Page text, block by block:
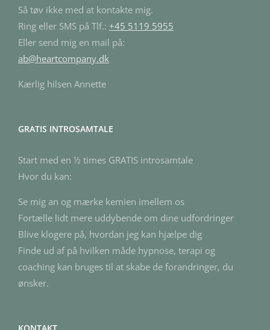
Så tøv ikke med at kontakte mig.
Ring eller SMS på Tlf.: +45 5119 5955
Eller send mig en mail på:
ab@heartcompany.dk
Kærlig hilsen Annette
GRATIS INTROSAMTALE
Start med en ½ times GRATIS introsamtale
Hvor du kan:
Se mig an og mærke kemien imellem os
Fortælle lidt mere uddybende om dine udfordringer
Blive klogere på, hvordan jeg kan hjælpe dig
Finde ud af på hvilken måde hypnose, terapi og
coaching kan bruges til at skabe de forandringer, du
ønsker.
KONTAKT